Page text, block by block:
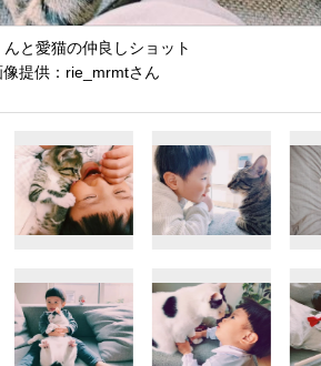
と愛猫の仲良しショット
像提供：rie_mrmtさん